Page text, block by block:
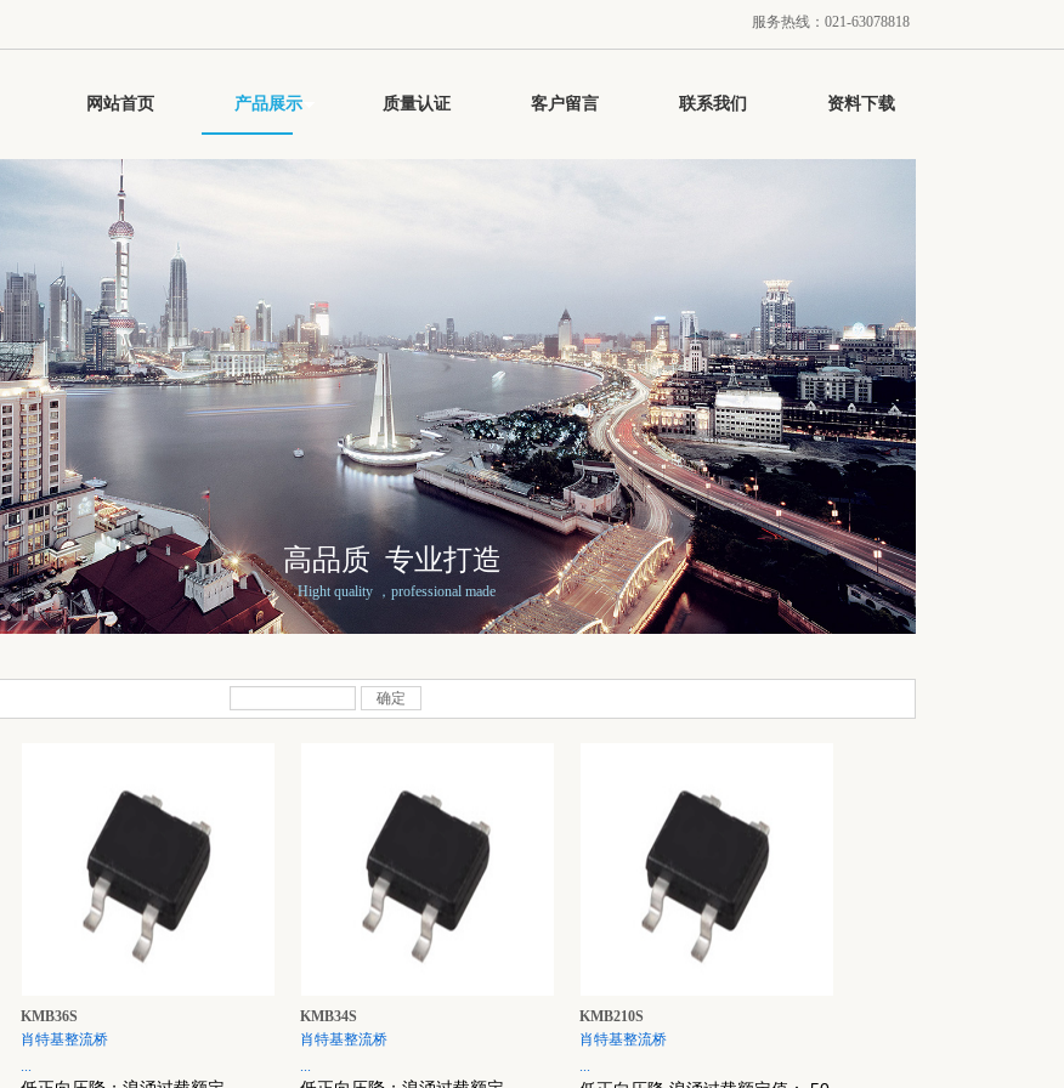
服务热线：021-63078818
网站首页 产品展示 质量认证 客户留言 联系我们 资料下载
高品质 专业打造
Hight quality ，professional made
确定
KMB36S
肖特基整流桥
...
KMB34S
肖特基整流桥
...
KMB210S
肖特基整流桥
...